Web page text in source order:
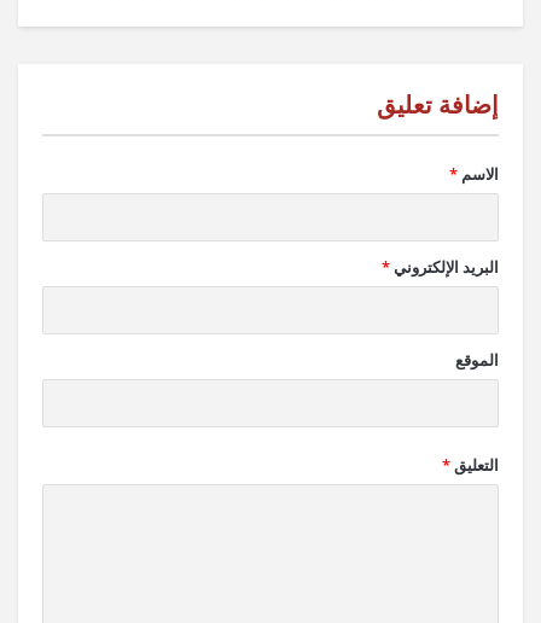
الاسم *
البريد الإلكتروني*
الموقع
التعليق*